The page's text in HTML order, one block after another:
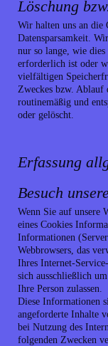
Löschung
Wir halten uns an die
Datensparsamkeit.
nur so lange, wie
erforderlich ist oder
vielfältigen
Zweckes bzw. Ablauf
routinemäßig und
oder gelöscht.
Erfassung
Besuch
Wenn Sie auf unsere
eines Cookies
Informationen
Webbrowsers, das
Ihres Internet-
sich ausschließlich
Ihre Person zulassen.
Diese Informationen
angeforderte Inhalte
bei Nutzung des
folgenden Zwecken